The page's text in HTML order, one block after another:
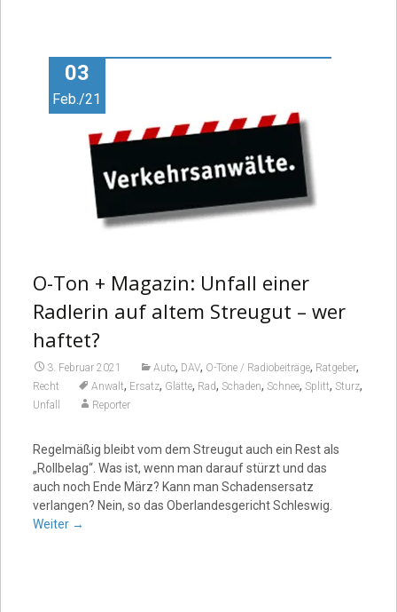
03
Feb./21
O-Ton + Magazin: Unfall einer
Radlerin auf altem Streugut – wer
haftet?
3. Februar 2021 Auto, DAV, O-Töne / Radiobeiträge, Ratgeber,
Recht Anwalt, Ersatz, Glätte, Rad, Schaden, Schnee, Splitt, Sturz,
Unfall Reporter
Regelmäßig bleibt vom dem Streugut auch ein Rest als
„Rollbelag“. Was ist, wenn man darauf stürzt und das
auch noch Ende März? Kann man Schadensersatz
verlangen? Nein, so das Oberlandesgericht Schleswig.
Weiter →